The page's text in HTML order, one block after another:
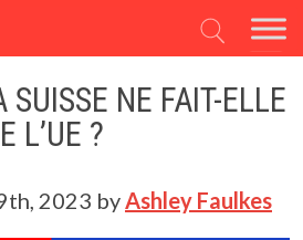
NE FAIT-ELLE
L’UE ?
2023 byAshley Faulkes